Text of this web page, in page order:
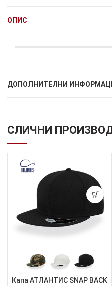
ОПИС
ДОПОЛНИТЕЛНИ
СЛИЧНИ
Капа АТЛАНТИС SNAP BACK